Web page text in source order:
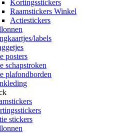
Kortingsstickers
Raamstickers Winkel
Actiestickers
labels
posters
schapstroken
plafondborden
stickers